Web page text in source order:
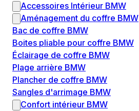
Accessoires Intérieur BMW
Aménagement du coffre BMW
Bac de coffre BMW
Boites pliable pour coffre BMW
Éclairage de coffre BMW
Plage arrière BMW
Plancher de coffre BMW
Sangles d'arrimage BMW
Confort intérieur BMW